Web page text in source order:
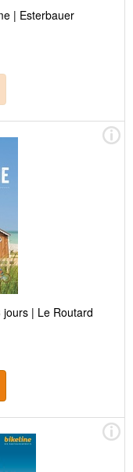
| Esterbauer
| Le Routard